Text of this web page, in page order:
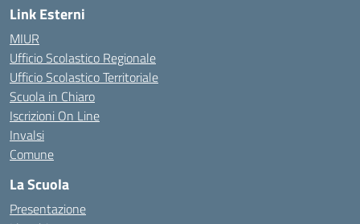
Link Esterni
MIUR
Ufficio Scolastico Regionale
Ufficio Scolastico Territoriale
Scuola in Chiaro
Iscrizioni On Line
Invalsi
Comune
La Scuola
Presentazione